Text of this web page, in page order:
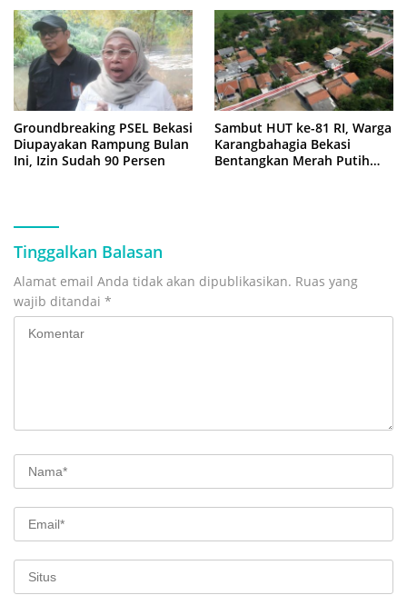
Groundbreaking PSEL Bekasi
Diupayakan Rampung Bulan
Ini, Izin Sudah 90 Persen
Sambut HUT ke-81 RI, Warga
Karangbahagia Bekasi
Bentangkan Merah Putih
Tinggalkan Balasan
Alamat email Anda tidak akan dipublikasikan. Ruas yang
wajib ditandai *